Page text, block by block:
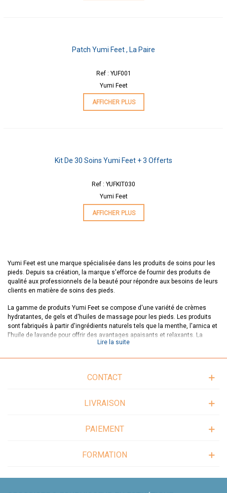
Patch Yumi Feet , La Paire
Ref : YUF001
Yumi Feet
AFFICHER PLUS
Kit De 30 Soins Yumi Feet + 3 Offerts
Ref : YUFKIT030
Yumi Feet
AFFICHER PLUS
Yumi Feet est une marque spécialisée dans les produits de soins pour les
pieds. Depuis sa création, la marque s'efforce de fournir des produits de
qualité aux professionnels de la beauté pour répondre aux besoins de leurs
clients en matière de soins des pieds.
La gamme de produits Yumi Feet se compose d'une variété de crèmes
hydratantes, de gels et d'huiles de massage pour les pieds. Les produits
sont fabriqués à partir d'ingrédients naturels tels que la menthe, l'arnica et
l'huile de lavande pour offrir des avantages apaisants et relaxants. La
marque propose également des produits spécialisés pour les pieds secs,
utilisé dans les salons de beauté du monde entier. Le kit de pédicure est
Yumi feet : un traitement anti-callosités
En choisissant Yumi Feet, les professionnels de la beauté peuvent être
sûrs d'utiliser des produits de qualité supérieure pour leurs clients. Les
utilisant des ingrédients de qualité supérieure pour fournir des résultats
En somme, Yumi Feet est une marque qui s'engage à fournir des produits
Lire la suite
CONTACT
LIVRAISON
PAIEMENT
FORMATION